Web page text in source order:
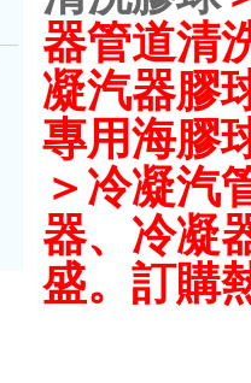
器管道清
凝汽器膠
專用海膠
＞冷凝汽
器、冷凝
盛。訂購